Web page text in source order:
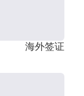
海外签证